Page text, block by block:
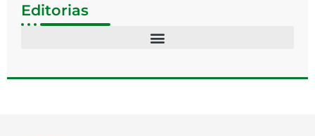
Editorias